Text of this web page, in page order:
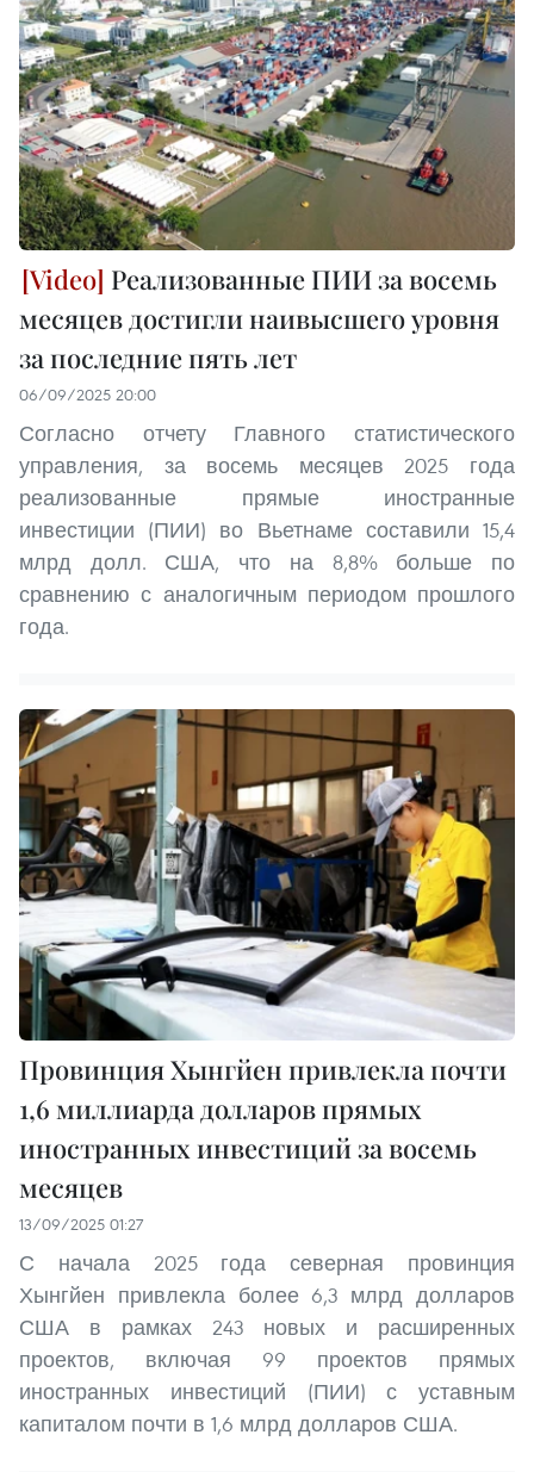
Реализованные ПИИ за восемь
месяцев достигли наивысшего уровня
за последние пять лет
06/09/2025 20:00
Согласно отчету Главного статистического
управления, за восемь месяцев 2025 года
реализованные прямые иностранные
инвестиции (ПИИ) во Вьетнаме составили 15,4
млрд долл. США, что на 8,8% больше по
сравнению с аналогичным периодом прошлого
года.
Провинция Хынгйен привлекла почти
1,6 миллиарда долларов прямых
иностранных инвестиций за восемь
месяцев
13/09/2025 01:27
С начала 2025 года северная провинция
Хынгйен привлекла более 6,3 млрд долларов
США в рамках 243 новых и расширенных
проектов, включая 99 проектов прямых
иностранных инвестиций (ПИИ) с уставным
капиталом почти в 1,6 млрд долларов США.